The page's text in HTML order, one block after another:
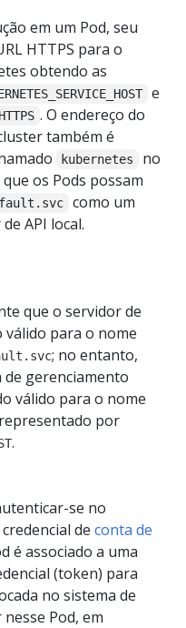
em um Pod, seu
HTTPS para o
obtendo as
e
. O endereço do
também é
kubernetes
no
os Pods possam
como um
API local.
que o servidor de
válido para o nome
; no entanto,
de gerenciamento
válido para o nome
por
.
se no
de conta de
é associado a uma
(token) para
no sistema de
Pod, em